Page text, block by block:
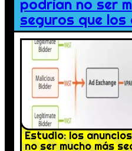
podrían no ser
seguros que los
Estudio: los
no ser mucho más